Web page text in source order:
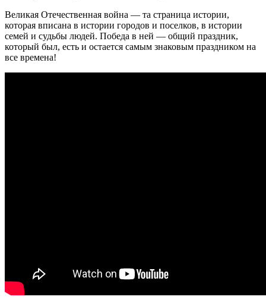
Великая Отечественная война — та страница истории,
которая вписана в истории городов и поселков, в истории
семей и судьбы людей. Победа в ней — общий праздник,
который был, есть и остается самым знаковым праздником на
все времена!